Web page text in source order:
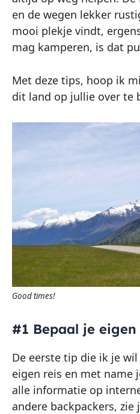
en de wegen lekker
mooi plekje vindt,
mag kamperen, is dat
Met deze tips, hoop ik
dit land op jullie over te
Good times!
#1 Bepaal je
De eerste tip die ik je
eigen reis en met name
alle informatie op
andere backpackers,